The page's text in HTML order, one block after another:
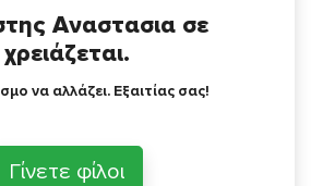
Αναστασια σε
χρειάζεται.
να αλλάζει. Εξαιτίας σας!
Γίνετε φίλοι